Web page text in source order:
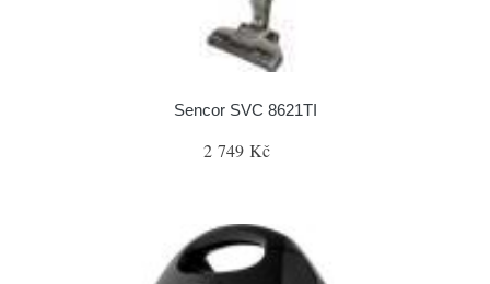
Sencor SVC 8621TI
2 749 Kč